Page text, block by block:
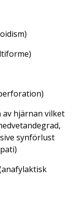
)
av hjärnan vilket
synförlust